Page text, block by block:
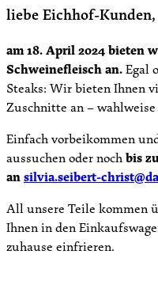
liebe Eichhof-Kunden,
am 18. April 2024 bieten
Schweinefleisch an.Egal
Steaks: Wir bieten Ihnen
Zuschnitte an –
Einfach vorbeikommen
aussuchen oder nochbis
ansilvia.seibert-
All unsere Teile kommen
Ihnen in den
zuhause einfrieren.